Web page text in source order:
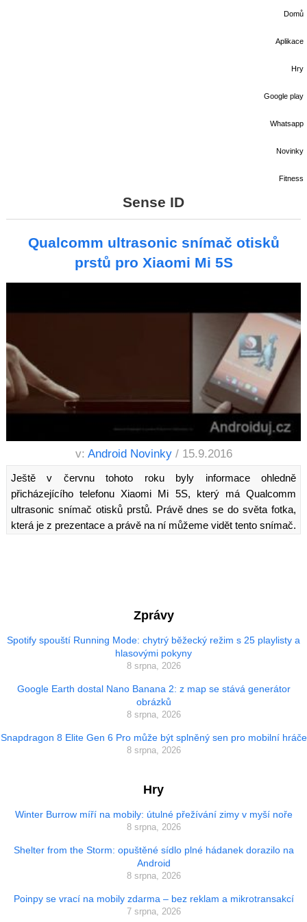
Domů
Aplikace
Hry
Google play
Whatsapp
Novinky
Fitness
Sense ID
Qualcomm ultrasonic snímač otisků
prstů pro Xiaomi Mi 5S
v: Android Novinky / 15.9.2016
Ještě v červnu tohoto roku byly informace ohledně
přicházejícího telefonu Xiaomi Mi 5S, který má Qualcomm
ultrasonic snímač otisků prstů. Právě dnes se do světa fotka,
která je z prezentace a právě na ní můžeme vidět tento snímač.
Zprávy
Spotify spouští Running Mode: chytrý běžecký režim s 25 playlisty a
hlasovými pokyny
8 srpna, 2026
Google Earth dostal Nano Banana 2: z map se stává generátor
obrázků
8 srpna, 2026
Snapdragon 8 Elite Gen 6 Pro může být splněný sen pro mobilní hráče
8 srpna, 2026
Hry
Winter Burrow míří na mobily: útulné přežívání zimy v myší noře
8 srpna, 2026
Shelter from the Storm: opuštěné sídlo plné hádanek dorazilo na
Android
8 srpna, 2026
Poinpy se vrací na mobily zdarma – bez reklam a mikrotransakcí
7 srpna, 2026